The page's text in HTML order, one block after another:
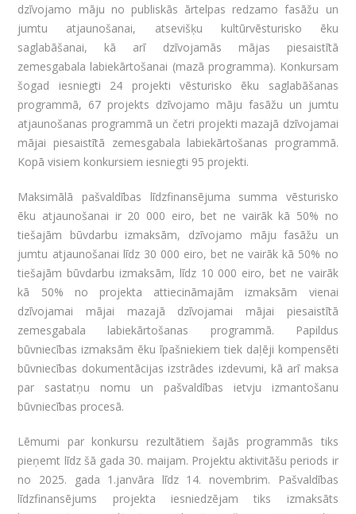
dzīvojamo māju no publiskās ārtelpas redzamo fasāžu un
jumtu atjaunošanai, atsevišķu kultūrvēsturisko ēku
saglabāšanai, kā arī dzīvojamās mājas piesaistītā
zemesgabala labiekārtošanai (mazā programma). Konkursam
šogad iesniegti 24 projekti vēsturisko ēku saglabāšanas
programmā, 67 projekts dzīvojamo māju fasāžu un jumtu
atjaunošanas programmā un četri projekti mazajā dzīvojamai
mājai piesaistītā zemesgabala labiekārtošanas programmā.
Kopā visiem konkursiem iesniegti 95 projekti.
Maksimālā pašvaldības līdzfinansējuma summa vēsturisko
ēku atjaunošanai ir 20 000 eiro, bet ne vairāk kā 50% no
tiešajām būvdarbu izmaksām, dzīvojamo māju fasāžu un
jumtu atjaunošanai līdz 30 000 eiro, bet ne vairāk kā 50% no
tiešajām būvdarbu izmaksām, līdz 10 000 eiro, bet ne vairāk
kā 50% no projekta attiecināmajām izmaksām vienai
dzīvojamai mājai mazajā dzīvojamai mājai piesaistītā
zemesgabala labiekārtošanas programmā. Papildus
būvniecības izmaksām ēku īpašniekiem tiek daļēji kompensēti
būvniecības dokumentācijas izstrādes izdevumi, kā arī maksa
par sastatņu nomu un pašvaldības ietvju izmantošanu
būvniecības procesā.
Lēmumi par konkursu rezultātiem šajās programmās tiks
pieņemt līdz šā gada 30. maijam. Projektu aktivitāšu periods ir
no 2025. gada 1.janvāra līdz 14. novembrim. Pašvaldības
līdzfinansējums projekta iesniedzējam tiks izmaksāts